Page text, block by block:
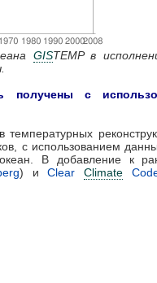
GISTEMP в
получены с
с использованием
В добавление к
) иClear Climate